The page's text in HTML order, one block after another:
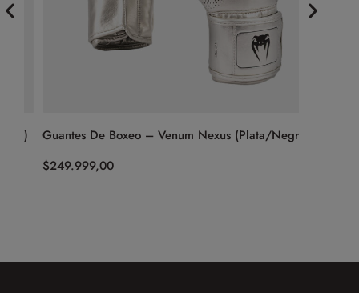
Guantes De Boxeo – Venum Nexus (Plata/Negro)
249.999,00